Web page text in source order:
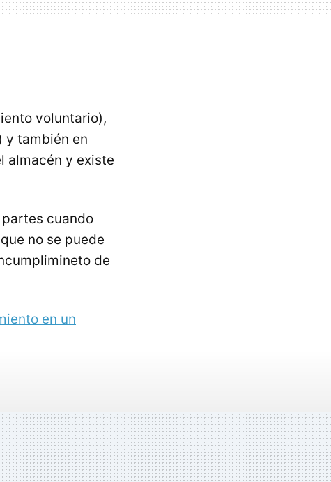
voluntario),
y también en
almacén y existe
cuando
no se puede
de
en un